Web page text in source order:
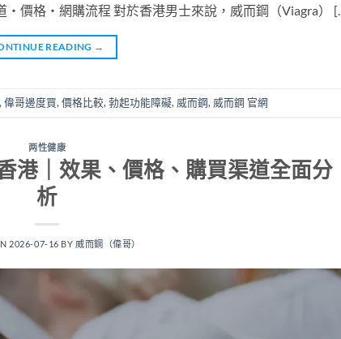
價格・網購流程 對於香港男士來說，威而鋼（Viagra）
READING →
,偉哥邊度買,價格比較,勃起功能障礙, 威而鋼, 威而鋼 官網
两性健康
港｜效果、價格、購買渠道全面分
析
2026-07-16 BY 威而鋼（偉哥）